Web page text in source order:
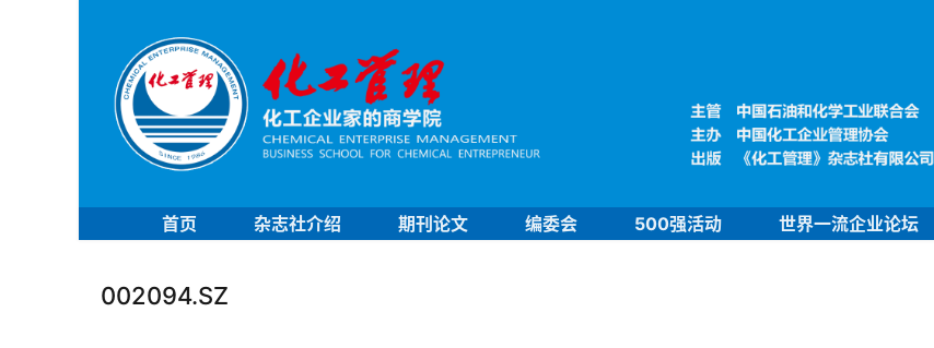
首页 杂志社介绍 期刊论文 编委会 500强活动 世界一流企业论坛
002094.SZ